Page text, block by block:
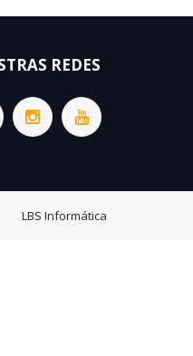
REDES
LBS Informática